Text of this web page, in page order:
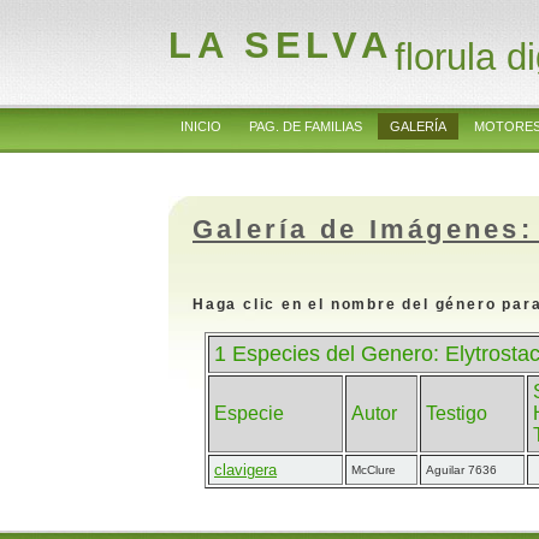
LA SELVAflorula
INICIO PAG. DE FAMILIAS GALERÍA
Galería de
Haga clic en el nombre del género
1 Especies del Genero:
Especie Autor Testigo
clavigera McClure Aguilar 7636